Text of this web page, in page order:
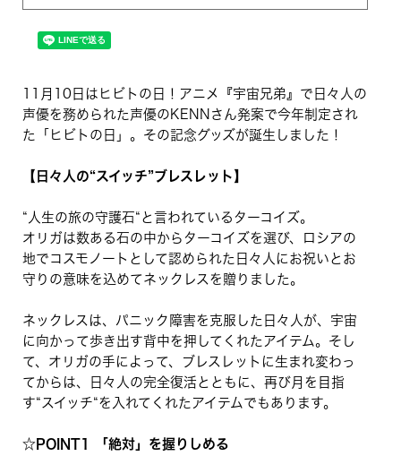
11月10日はヒビトの日！アニメ『宇宙兄弟』で日々人の
声優を務められた声優のKENNさん発案で今年制定され
た「ヒビトの日」。その記念グッズが誕生しました！
【日々人の“スイッチ”ブレスレット】
“人生の旅の守護石“と言われているターコイズ。
オリガは数ある石の中からターコイズを選び、ロシアの
地でコスモノートとして認められた日々人にお祝いとお
守りの意味を込めてネックレスを贈りました。
ネックレスは、パニック障害を克服した日々人が、宇宙
に向かって歩き出す背中を押してくれたアイテム。そし
て、オリガの手によって、ブレスレットに生まれ変わっ
てからは、日々人の完全復活とともに、再び月を目指
す“スイッチ“を入れてくれたアイテムでもあります。
☆POINT1 「絶対」を握りしめる